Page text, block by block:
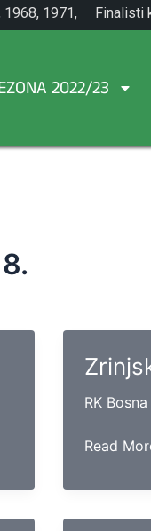
1968, 1971,
Finalisti
1965.
2022/23
RK
Zrinjski
Slavija
Read